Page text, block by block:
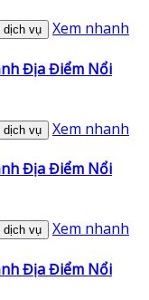
dịch vụ Xem nhanh
Địa Điểm Nổi
dịch vụ Xem nhanh
Địa Điểm Nổi
dịch vụ Xem nhanh
Địa Điểm Nổi